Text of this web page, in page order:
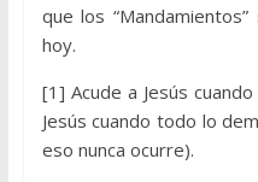
que los
hoy.
[1] Acude a Jesús
Jesús cuando todo lo
eso nunca ocurre).